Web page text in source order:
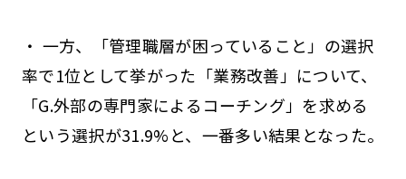
・ 一方、「管理職層が困っていること」の選択
率で1位として挙がった「業務改善」について、
「G.外部の専門家によるコーチング」を求める
という選択が31.9%と、一番多い結果となった。